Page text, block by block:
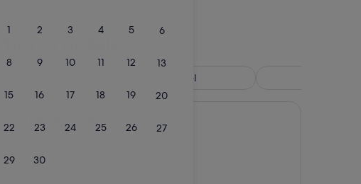
1 2 3 4 5 6
8 9 10 11 12 13
15 16 17 18 19 20
22 23 24 25 26 27
29 30
Gasteiz
d’hôtels
admis
Hôtel